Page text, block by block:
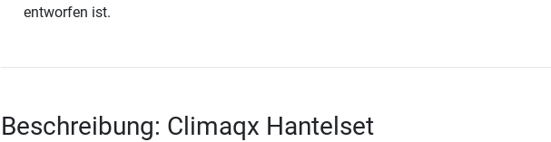
entworfen ist.
Beschreibung: Climaqx Hantelset